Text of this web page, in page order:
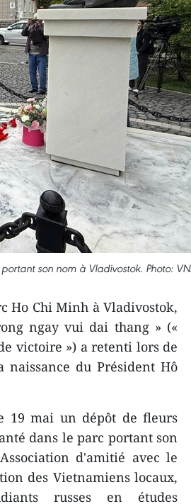
son nom à Vladivostok. Photo:
Ho Chi Minh à Vladivostok,
ngay vui dai thang » («
victoire ») a retenti lors de
du Président Hô
19 mai un dépôt de fleurs
dans le parc portant son
d'amitié avec le
des Vietnamiens locaux,
russes en études